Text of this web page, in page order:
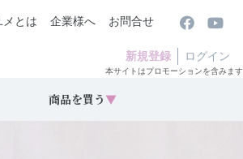
メとは 企業様へ お問合せ
新規登録 ログイン
本サイトはプロモーションを含みます
商品を買う ▼